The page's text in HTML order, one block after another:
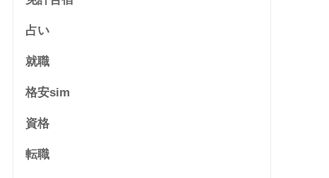
占い
就職
格安sim
資格
転職